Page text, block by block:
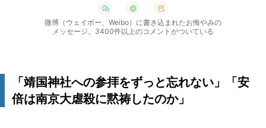
微博（ウェイボー、Weibo）に書き込まれたお悔やみの
メッセージ。3400件以上のコメントがついている
「靖国神社への参拝をずっと忘れない」「安
倍は南京大虐殺に黙祷したのか」